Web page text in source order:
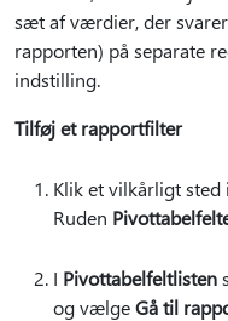
sæt af værdier, der
rapporten) på separate
indstilling.
Tilføj et rapportfilter
Klik et vilkårligt sted
Ruden
I Pivottabelfeltlisten
og vælgeGå til